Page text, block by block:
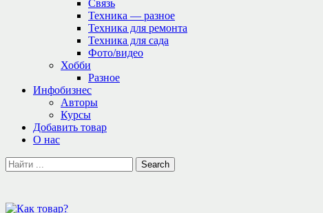
Связь
Техника — разное
Техника для ремонта
Техника для сада
Фото/видео
Хобби
Разное
Инфобизнес
Авторы
Курсы
Добавить товар
О нас